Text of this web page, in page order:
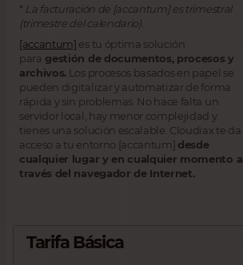
* La facturación de [accantum] es trimestral
(trimestre del calendario).
[accantum] es tu óptima solución
para gestión de documentos, procesos y
archivos. Los procesos basados en papel se
pueden digitalizar y automatizar de forma
rápida y sin problemas. No hace falta un
servidor local, hay menor complejidad y
tienes una solución escalable. Cloudiax te da
acceso a tu entorno [accantum] desde
cualquier lugar y en cualquier momento a
través del navegador de Internet.
Tarifa Básica